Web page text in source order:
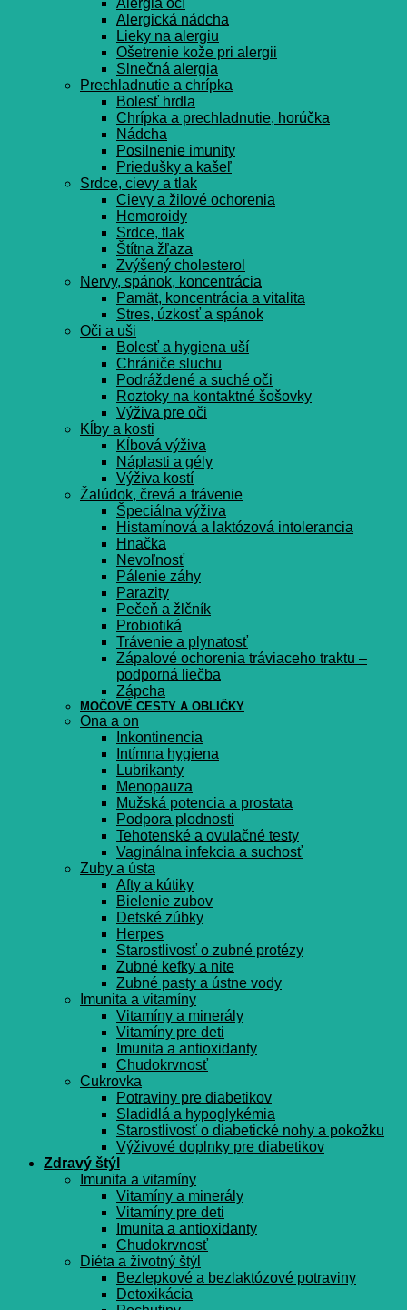
Alergia očí
Alergická nádcha
Lieky na alergiu
Ošetrenie kože pri alergii
Slnečná alergia
Prechladnutie a chrípka
Bolesť hrdla
Chrípka a prechladnutie, horúčka
Nádcha
Posilnenie imunity
Priedušky a kašeľ
Srdce, cievy a tlak
Cievy a žilové ochorenia
Hemoroidy
Srdce, tlak
Štítna žľaza
Zvýšený cholesterol
Nervy, spánok, koncentrácia
Pamät, koncentrácia a vitalita
Stres, úzkosť a spánok
Oči a uši
Bolesť a hygiena uší
Chrániče sluchu
Podráždené a suché oči
Roztoky na kontaktné šošovky
Výživa pre oči
Kĺby a kosti
Kĺbová výživa
Náplasti a gély
Výživa kostí
Žalúdok, črevá a trávenie
Špeciálna výživa
Histamínová a laktózová intolerancia
Hnačka
Nevoľnosť
Pálenie záhy
Parazity
Pečeň a žlčník
Probiotiká
Trávenie a plynatosť
Zápalové ochorenia tráviaceho traktu –
podporná liečba
Zápcha
MOČOVÉ CESTY A OBLIČKY
Ona a on
Inkontinencia
Intímna hygiena
Lubrikanty
Menopauza
Mužská potencia a prostata
Podpora plodnosti
Tehotenské a ovulačné testy
Vaginálna infekcia a suchosť
Zuby a ústa
Afty a kútiky
Bielenie zubov
Detské zúbky
Herpes
Starostlivosť o zubné protézy
Zubné kefky a nite
Zubné pasty a ústne vody
Imunita a vitamíny
Vitamíny a minerály
Vitamíny pre deti
Imunita a antioxidanty
Chudokrvnosť
Cukrovka
Potraviny pre diabetikov
Sladidlá a hypoglykémia
Starostlivosť o diabetické nohy a pokožku
Výživové doplnky pre diabetikov
Zdravý štýl
Imunita a vitamíny
Vitamíny a minerály
Vitamíny pre deti
Imunita a antioxidanty
Chudokrvnosť
Diéta a životný štýl
Bezlepkové a bezlaktózové potraviny
Detoxikácia